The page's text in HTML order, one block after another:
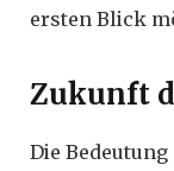
ersten Blick
Zukunft
Die Bedeutung